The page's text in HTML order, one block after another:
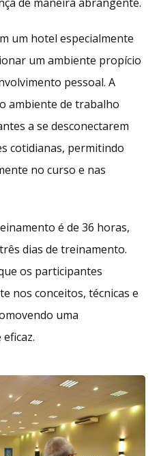
um hotel especialmente
um ambiente propício
pessoal. A
ambiente de trabalho
a se desconectarem
cotidianas, permitindo
no curso e nas
é de 36 horas,
dias de treinamento.
os participantes
nos conceitos, técnicas e
uma